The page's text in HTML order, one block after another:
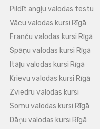
Pildīt angļu valodas testu
Vācu valodas kursi Rīgā
Franču valodas kursi Rīgā
Spāņu valodas kursi Rīgā
Itāļu valodas kursi Rīgā
Krievu valodas kursi Rīgā
Zviedru valodas kursi
Somu valodas kursi Rīgā
Dāņu valodas kursi Rīgā